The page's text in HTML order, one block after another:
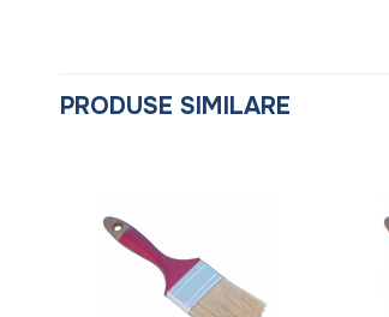
PRODUSE SIMILARE